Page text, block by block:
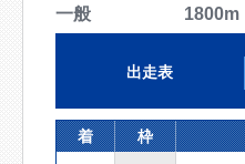
一般 1800m
出走表
着 枠